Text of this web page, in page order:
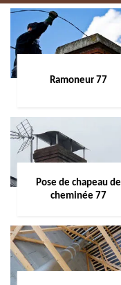
Ramoneur 77
Pose de chapeau de
cheminée 77